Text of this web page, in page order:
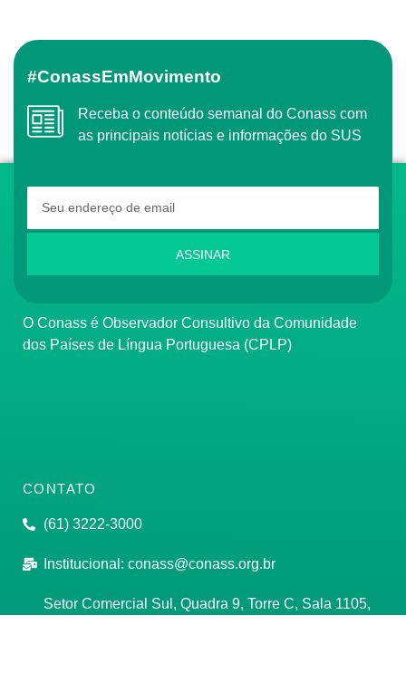
#ConassEmMovimento
Receba o conteúdo semanal do Conass com
as principais notícias e informações do SUS
ASSINAR
O Conass é Observador Consultivo da Comunidade
dos Países de Língua Portuguesa (CPLP)
CONTATO
(61) 3222-3000
Institucional: conass@conass.org.br
Setor Comercial Sul, Quadra 9, Torre C, Sala 1105,